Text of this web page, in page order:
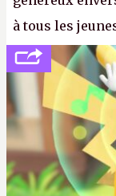
à tous les
politesse et le
anciens. Il leur
consoles à ces